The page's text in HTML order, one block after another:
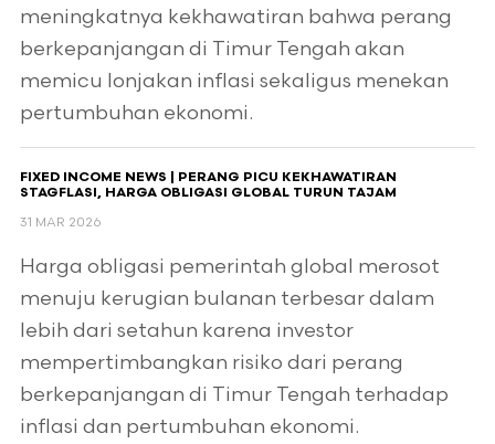
meningkatnya kekhawatiran bahwa perang
berkepanjangan di Timur Tengah akan
memicu lonjakan inflasi sekaligus menekan
pertumbuhan ekonomi.
FIXED INCOME NEWS | PERANG PICU KEKHAWATIRAN
STAGFLASI, HARGA OBLIGASI GLOBAL TURUN TAJAM
31 MAR 2026
Harga obligasi pemerintah global merosot
menuju kerugian bulanan terbesar dalam
lebih dari setahun karena investor
mempertimbangkan risiko dari perang
berkepanjangan di Timur Tengah terhadap
inflasi dan pertumbuhan ekonomi.